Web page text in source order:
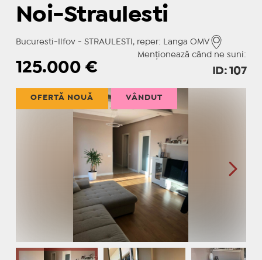
Noi-Straulesti
Bucuresti-Ilfov - STRAULESTI, reper: Langa OMV
Menționează când ne suni:
125.000 € ID: 107
OFERTĂ NOUĂ VÂNDUT